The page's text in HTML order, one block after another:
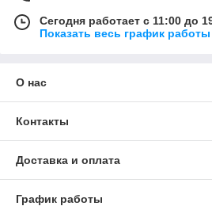
Сегодня работает с 11:00 до
Показать весь график работы
О нас
Контакты
Доставка и оплата
График работы